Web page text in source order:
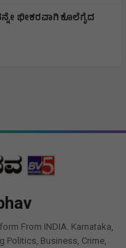
ಭೀಕರವಾಗಿ ಕೊಲೆಗೈದ
From INDIA. Karnataka,
Politics, Business, Crime,